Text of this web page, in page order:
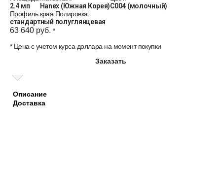
2.4 мп
Hanex (Южная Корея)C004 (молочный)
Профиль края:
стандартный
Полировка:
полуглянцевая
63 640 руб. *
* Цена с учетом курса доллара на момент покупки
Заказать
Описание
Доставка